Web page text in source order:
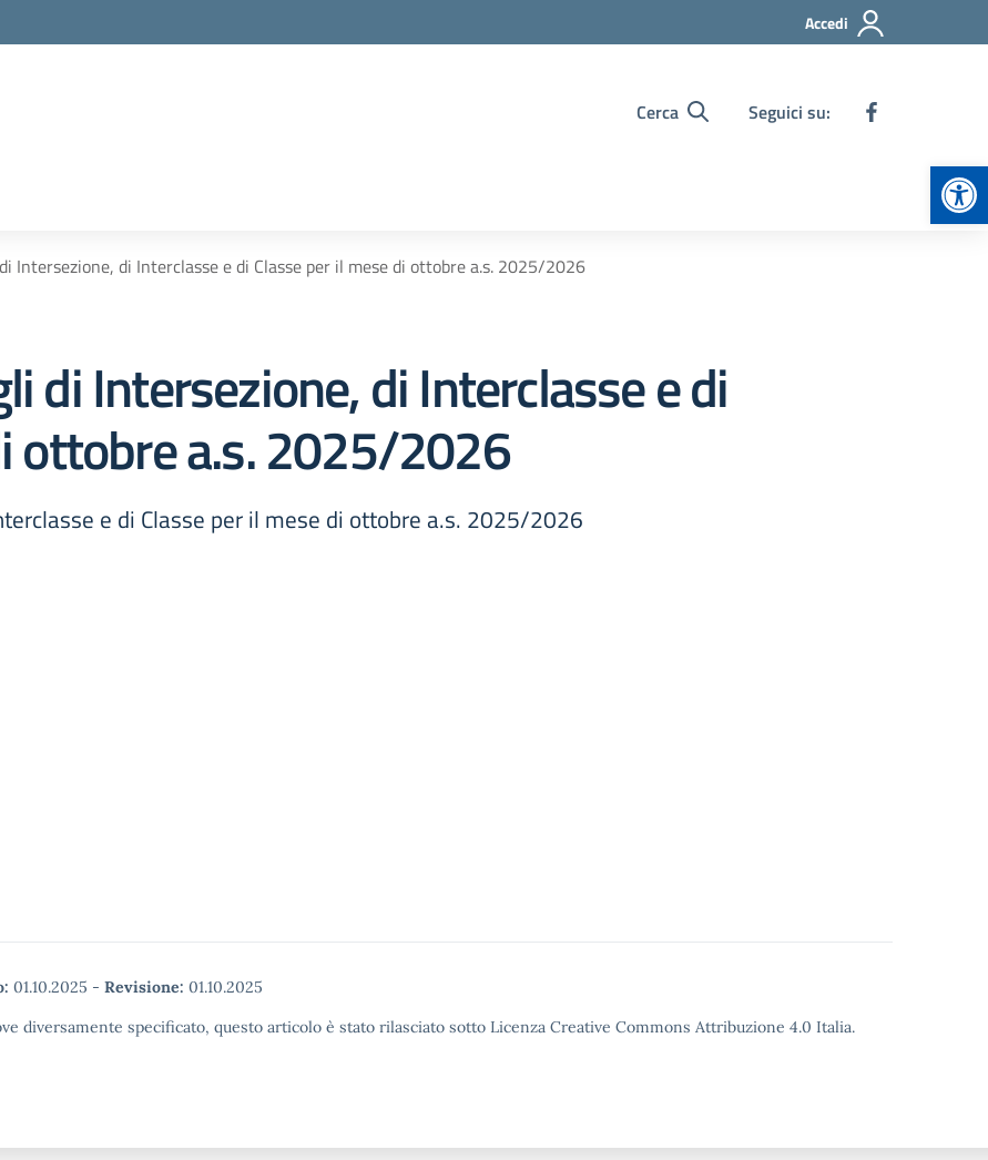
Accedi
Cerca Seguici su:
Intersezione, di Interclasse e di Classe per il mese di ottobre a.s. 2025/2026
di Intersezione, di Interclasse e di
ottobre a.s. 2025/2026
e di Classe per il mese di ottobre a.s. 2025/2026
01.10.2025 - Revisione: 01.10.2025
diversamente specificato, questo articolo è stato rilasciato sotto Licenza Creative Commons Attribuzione 4.0 Italia.